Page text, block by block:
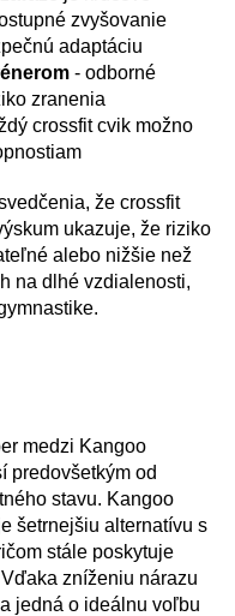
zvyšovanie
adaptáciu
- odborné
zranenia
crossfit cvik možno
že crossfit
ukazuje, že riziko
alebo nižšie než
na dlhé vzdialenosti,
medzi Kangoo
predovšetkým od
stavu. Kangoo
šetrnejšiu alternatívu s
stále poskytuje
zníženiu nárazu
jedná o ideálnu voľbu